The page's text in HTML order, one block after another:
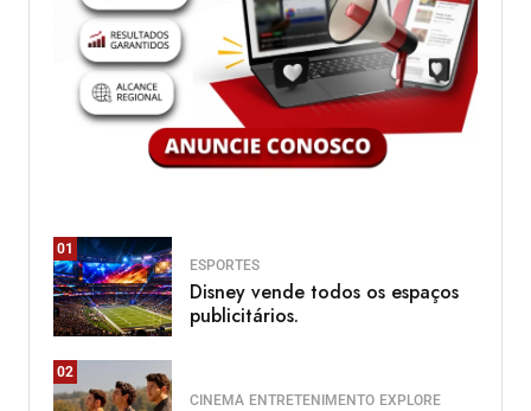
01
ESPORTES
Disney vende todos os espaços
publicitários.
02
CINEMA ENTRETENIMENTO EXPLORE